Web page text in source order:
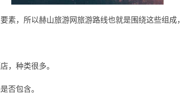
素，所以赫山旅游网旅游路线也就是围绕这些组成，
，种类很多。
否包含。